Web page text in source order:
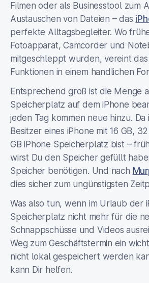
Filmen oder als Businesstool zum
Austauschen von Dateien – das
perfekte Alltagsbegleiter. Wo
Fotoapparat, Camcorder und
mitgeschleppt wurden, vereint
Funktionen in einem handlichen
Entsprechend groß ist die Menge
Speicherplatz auf dem iPhone
jeden Tag kommen neue hinzu. Da
Besitzer eines iPhone mit 16 GB,
GB iPhone Speicherplatz bist –
wirst Du den Speicher gefüllt
Speicher benötigen. Und nach
dies sicher zum ungünstigsten
Was also tun, wenn im Urlaub der
Speicherplatz nicht mehr für die
Schnappschüsse und Videos
Weg zum Geschäftstermin ein
nicht lokal gespeichert werden
kann Dir helfen.